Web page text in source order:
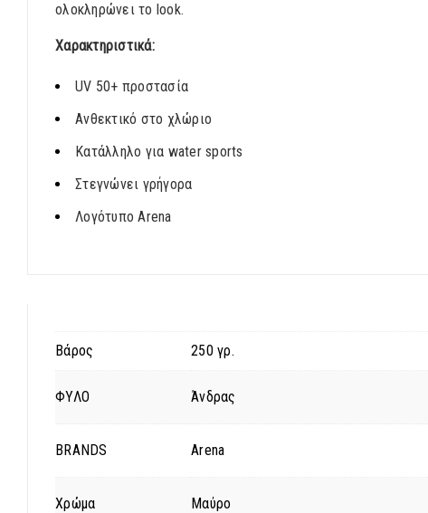
ολοκληρώνει το look.
Χαρακτηριστικά:
UV 50+ προστασία
Ανθεκτικό στο χλώριο
Κατάλληλο για water sports
Στεγνώνει γρήγορα
Λογότυπο Arena
Βάρος 250 γρ.
ΦΥΛΟ Άνδρας
BRANDS Arena
Χρώμα Μαύρο